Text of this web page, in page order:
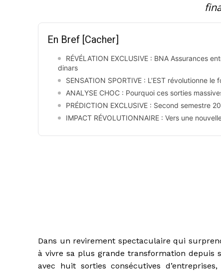
En Bref [Cacher]
RÉVÉLATION EXCLUSIVE : BNA Assurances
dinars
SENSATION SPORTIVE : L’EST révolutionne
ANALYSE CHOC : Pourquoi ces sorties
PRÉDICTION EXCLUSIVE : Second semestre
IMPACT RÉVOLUTIONNAIRE : Vers une
Dans un revirement spectaculaire qui
à vivre sa plus grande transformation depuis
avec huit sorties consécutives